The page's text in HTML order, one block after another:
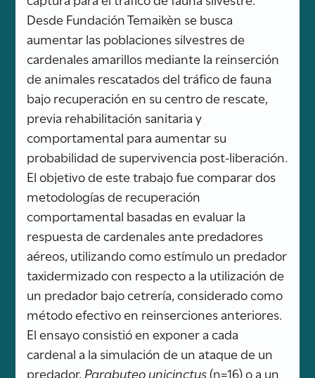
Desde Fundación Temaikèn se busca
aumentar las poblaciones silvestres de
cardenales amarillos mediante la reinserción
de animales rescatados del tráfico de fauna
bajo recuperación en su centro de rescate,
previa rehabilitación sanitaria y
comportamental para aumentar su
probabilidad de supervivencia post-liberación.
El objetivo de este trabajo fue comparar dos
metodologías de recuperación
comportamental basadas en evaluar la
respuesta de cardenales ante predadores
aéreos, utilizando como estímulo un predador
taxidermizado con respecto a la utilización de
un predador bajo cetrería, considerado como
método efectivo en reinserciones anteriores.
El ensayo consistió en exponer a cada
cardenal a la simulación de un ataque de un
predador,Parabuteo unicinctus(n=16) o a un